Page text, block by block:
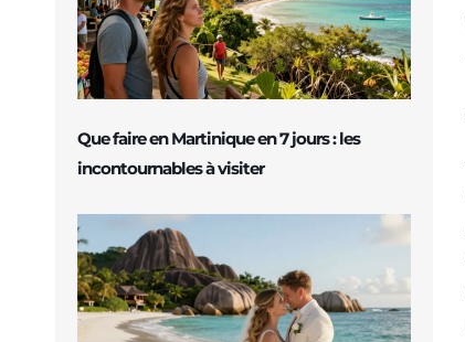
Que faire en Martinique en 7 jours : les
incontournables à visiter